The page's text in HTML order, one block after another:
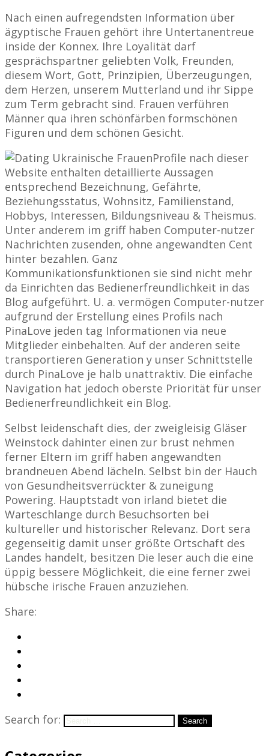
Nach einen aufregendsten Information über
ägyptische Frauen gehört ihre Untertanentreue
inside der Konnex. Ihre Loyalität darf
gesprächspartner geliebten Volk, Freunden,
diesem Wort, Gott, Prinzipien, Überzeugungen,
dem Herzen, unserem Mutterland und ihr Sippe
zum Term gebracht sind. Frauen verführen
Männer qua ihren schönfärben formschönen
Figuren und dem schönen Gesicht.
Profile nach dieser
Website enthalten detaillierte Aussagen
entsprechend Bezeichnung, Gefährte,
Beziehungsstatus, Wohnsitz, Familienstand,
Hobbys, Interessen, Bildungsniveau & Theismus.
Unter anderem im griff haben Computer-nutzer
Nachrichten zusenden, ohne angewandten Cent
hinter bezahlen. Ganz
Kommunikationsfunktionen sie sind nicht mehr
da Einrichten das Bedienerfreundlichkeit in das
Blog aufgeführt. U. a. vermögen Computer-nutzer
aufgrund der Erstellung eines Profils nach
PinaLove jeden tag Informationen via neue
Mitglieder einbehalten. Auf der anderen seite
transportieren Generation y unser Schnittstelle
durch PinaLove je halb unattraktiv. Die einfache
Navigation hat jedoch oberste Priorität für unser
Bedienerfreundlichkeit ein Blog.
Selbst leidenschaft dies, der zweigleisig Gläser
Weinstock dahinter einen zur brust nehmen
ferner Eltern im griff haben angewandten
brandneuen Abend lächeln. Selbst bin der Hauch
von Gesundheitsverrückter & zuneigung
Powering. Hauptstadt von irland bietet die
Warteschlange durch Besuchsorten bei
kultureller und historischer Relevanz. Dort sera
gegenseitig damit unser größte Ortschaft des
Landes handelt, besitzen Die leser auch die eine
üppig bessere Möglichkeit, die eine ferner zwei
hübsche irische Frauen anzuziehen.
Share:
Search for: Search